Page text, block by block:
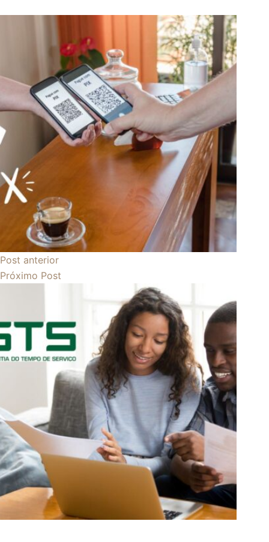
Post anterior
Próximo Post